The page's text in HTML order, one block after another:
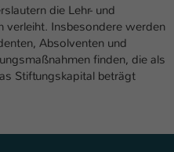
die Lehr- und
verleiht. Insbesondere werden
Absolventen und
finden, die als
Stiftungskapital beträgt